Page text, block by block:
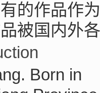
的作品作
被国内外
Born in